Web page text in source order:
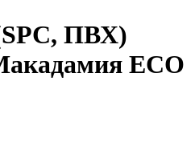
ПВХ)
ECO